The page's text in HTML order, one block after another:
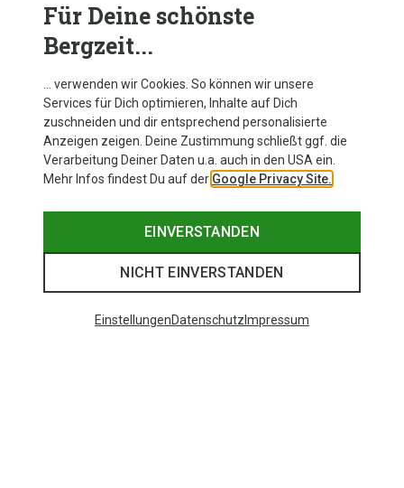
Andere Kunden kauften auch
Für Deine schönste
Bergzeit...
… verwenden wir Cookies. So können wir unsere
Services für Dich optimieren, Inhalte auf Dich
zuschneiden und dir entsprechend personalisierte
Anzeigen zeigen. Deine Zustimmung schließt ggf. die
Verarbeitung Deiner Daten u.a. auch in den USA ein.
Mehr Infos findest Du auf der Google Privacy Site.
EINVERSTANDEN
NICHT EINVERSTANDEN
EinstellungenDatenschutz Impressum